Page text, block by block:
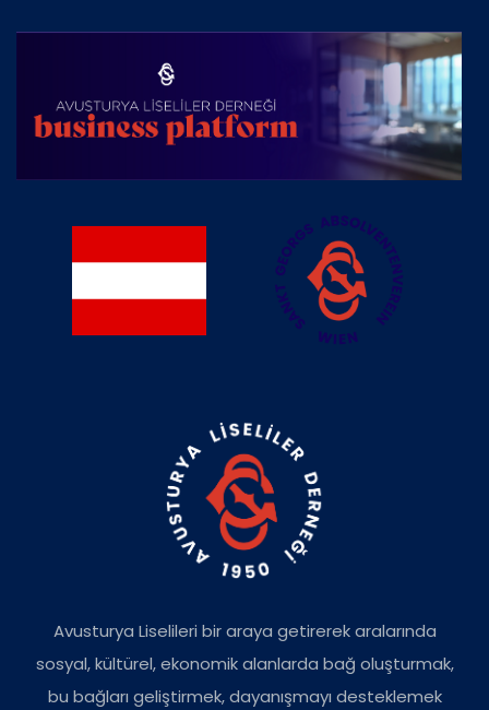
Avusturya Liselileri bir araya getirerek aralarında
sosyal, kültürel, ekonomik alanlarda bağ oluşturmak,
bu bağları geliştirmek, dayanışmayı desteklemek